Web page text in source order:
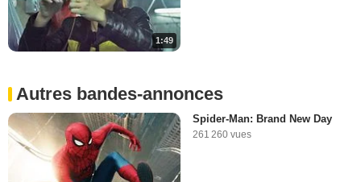
1:49
Autres bandes-annonces
Spider-Man: Brand New Day
261 260 vues